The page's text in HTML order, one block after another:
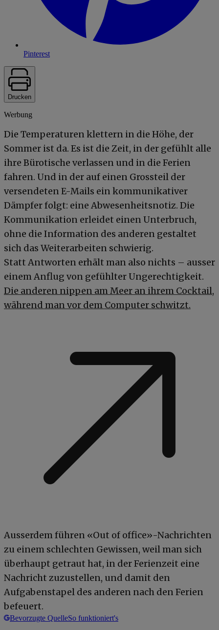
Pinterest
Drucken
Werbung
Die Temperaturen klettern in die Höhe, der
Sommer ist da. Es ist die Zeit, in der gefühlt alle
ihre Bürotische verlassen und in die Ferien
fahren. Und in der auf einen Grossteil der
versendeten E-Mails ein kommunikativer
Dämpfer folgt: eine Abwesenheitsnotiz. Die
Kommunikation erleidet einen Unterbruch,
ohne die Information des anderen gestaltet
sich das Weiterarbeiten schwierig.
Statt Antworten erhält man also nichts – ausser
einem Anflug von gefühlter Ungerechtigkeit.
Die anderen nippen am Meer an ihrem Cocktail,
während man vor dem Computer schwitzt.
Ausserdem führen «Out of office»-Nachrichten
zu einem schlechten Gewissen, weil man sich
überhaupt getraut hat, in der Ferienzeit eine
Nachricht zuzustellen, und damit den
Aufgabenstapel des anderen nach den Ferien
befeuert.
Bevorzugte QuelleSo funktioniert's